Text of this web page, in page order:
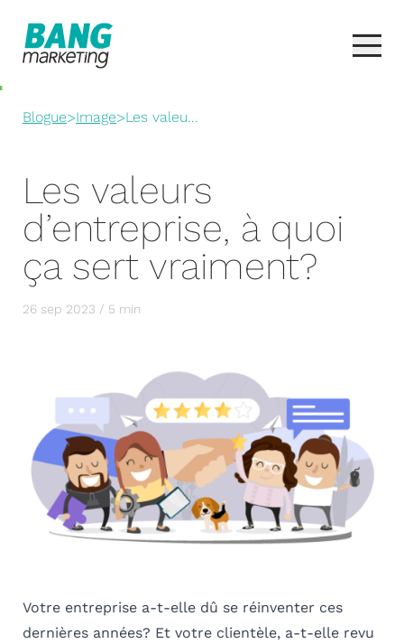
Blogue>Image>Les valeu...
Les valeurs
d’entreprise, à quoi
ça sert vraiment?
26 sep 2023 / 5 min
Votre entreprise a-t-elle dû se réinventer ces
dernières années? Et votre clientèle, a-t-elle revu